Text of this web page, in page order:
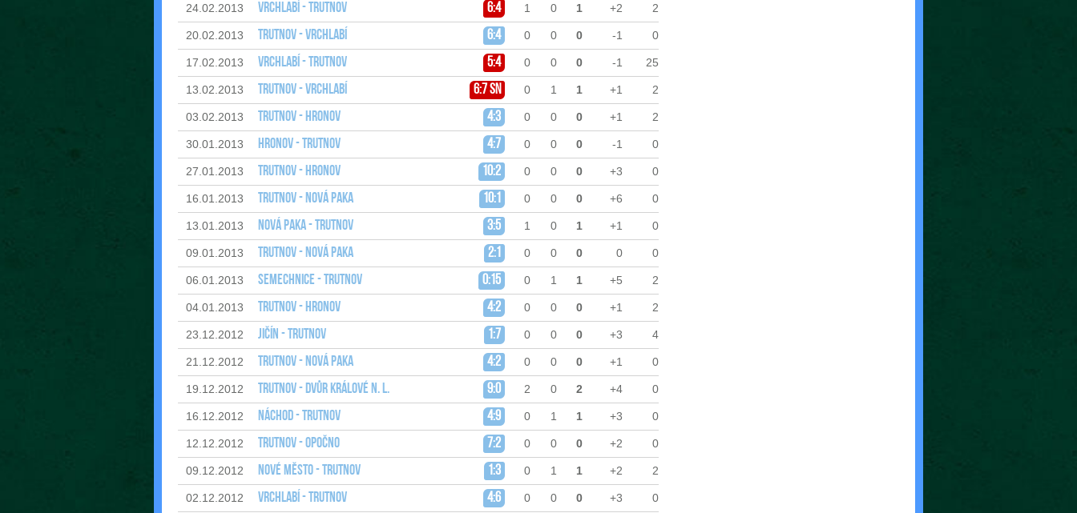
24.02.2013 Vrchlabí - Trutnov 6:4 1 0 1 +2 2
20.02.2013 Trutnov - Vrchlabí 6:4 0 0 0 -1 0
17.02.2013 Vrchlabí - Trutnov 5:4 0 0 0 -1 25
13.02.2013 Trutnov - Vrchlabí 6:7 sn 0 1 1 +1 2
03.02.2013 Trutnov - Hronov 4:3 0 0 0 +1 2
30.01.2013 Hronov - Trutnov 4:7 0 0 0 -1 0
27.01.2013 Trutnov - Hronov 10:2 0 0 0 +3 0
16.01.2013 Trutnov - Nová Paka 10:1 0 0 0 +6 0
13.01.2013 Nová Paka - Trutnov 3:5 1 0 1 +1 0
09.01.2013 Trutnov - Nová Paka 2:1 0 0 0 0 0
06.01.2013 Semechnice - Trutnov 0:15 0 1 1 +5 2
04.01.2013 Trutnov - Hronov 4:2 0 0 0 +1 2
23.12.2012 Jičín - Trutnov 1:7 0 0 0 +3 4
21.12.2012 Trutnov - Nová Paka 4:2 0 0 0 +1 0
19.12.2012 Trutnov - Dvůr Králové n. L. 9:0 2 0 2 +4 0
16.12.2012 Náchod - Trutnov 4:9 0 1 1 +3 0
12.12.2012 Trutnov - Opočno 7:2 0 0 0 +2 0
09.12.2012 Nové Město - Trutnov 1:3 0 1 1 +2 2
02.12.2012 Vrchlabí - Trutnov 4:6 0 0 0 +3 0